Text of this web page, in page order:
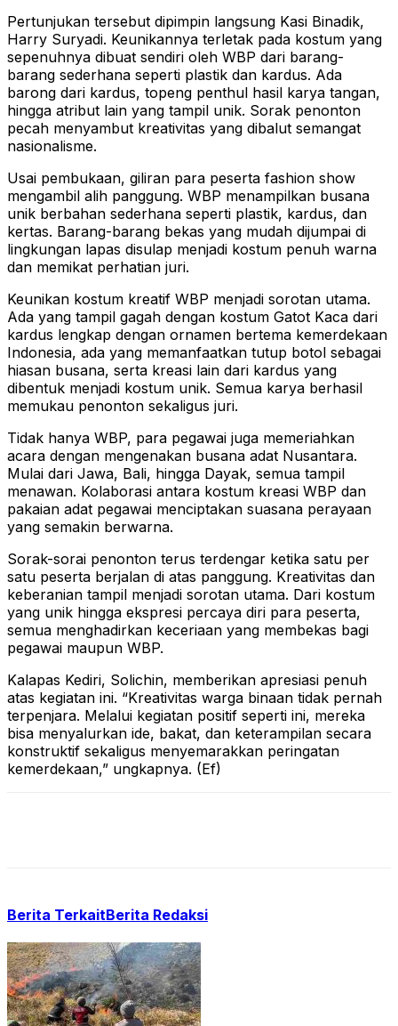
Pertunjukan tersebut dipimpin langsung Kasi Binadik,
Harry Suryadi. Keunikannya terletak pada kostum yang
sepenuhnya dibuat sendiri oleh WBP dari barang-
barang sederhana seperti plastik dan kardus. Ada
barong dari kardus, topeng penthul hasil karya tangan,
hingga atribut lain yang tampil unik. Sorak penonton
pecah menyambut kreativitas yang dibalut semangat
nasionalisme.
Usai pembukaan, giliran para peserta fashion show
mengambil alih panggung. WBP menampilkan busana
unik berbahan sederhana seperti plastik, kardus, dan
kertas. Barang-barang bekas yang mudah dijumpai di
lingkungan lapas disulap menjadi kostum penuh warna
dan memikat perhatian juri.
Keunikan kostum kreatif WBP menjadi sorotan utama.
Ada yang tampil gagah dengan kostum Gatot Kaca dari
kardus lengkap dengan ornamen bertema kemerdekaan
Indonesia, ada yang memanfaatkan tutup botol sebagai
hiasan busana, serta kreasi lain dari kardus yang
dibentuk menjadi kostum unik. Semua karya berhasil
memukau penonton sekaligus juri.
Tidak hanya WBP, para pegawai juga memeriahkan
acara dengan mengenakan busana adat Nusantara.
Mulai dari Jawa, Bali, hingga Dayak, semua tampil
menawan. Kolaborasi antara kostum kreasi WBP dan
pakaian adat pegawai menciptakan suasana perayaan
yang semakin berwarna.
Sorak-sorai penonton terus terdengar ketika satu per
satu peserta berjalan di atas panggung. Kreativitas dan
keberanian tampil menjadi sorotan utama. Dari kostum
yang unik hingga ekspresi percaya diri para peserta,
semua menghadirkan keceriaan yang membekas bagi
pegawai maupun WBP.
Kalapas Kediri, Solichin, memberikan apresiasi penuh
atas kegiatan ini. “Kreativitas warga binaan tidak pernah
terpenjara. Melalui kegiatan positif seperti ini, mereka
bisa menyalurkan ide, bakat, dan keterampilan secara
konstruktif sekaligus menyemarakkan peringatan
kemerdekaan,” ungkapnya. (Ef)
Berita TerkaitBerita Redaksi